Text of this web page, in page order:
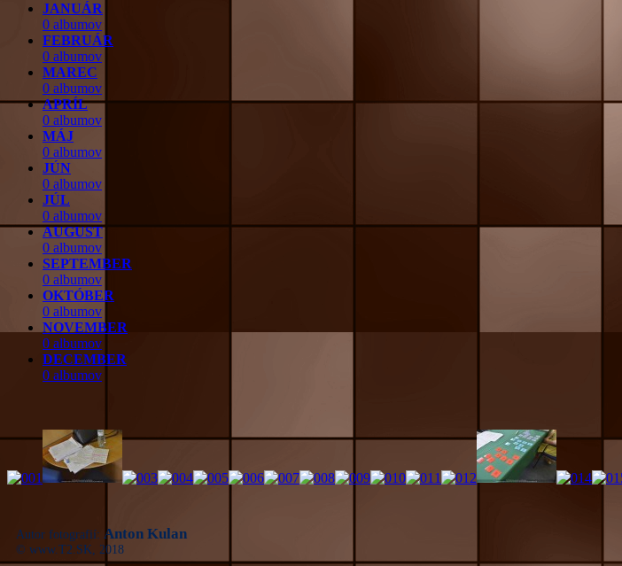
JANUÁR
0 albumov
FEBRUÁR
0 albumov
MAREC
0 albumov
APRÍL
0 albumov
MÁJ
0 albumov
JÚN
0 albumov
JÚL
0 albumov
AUGUST
0 albumov
SEPTEMBER
0 albumov
OKTÓBER
0 albumov
NOVEMBER
0 albumov
DECEMBER
0 albumov
Autor fotografií: Anton Kulan
© www.T2.SK, 2018